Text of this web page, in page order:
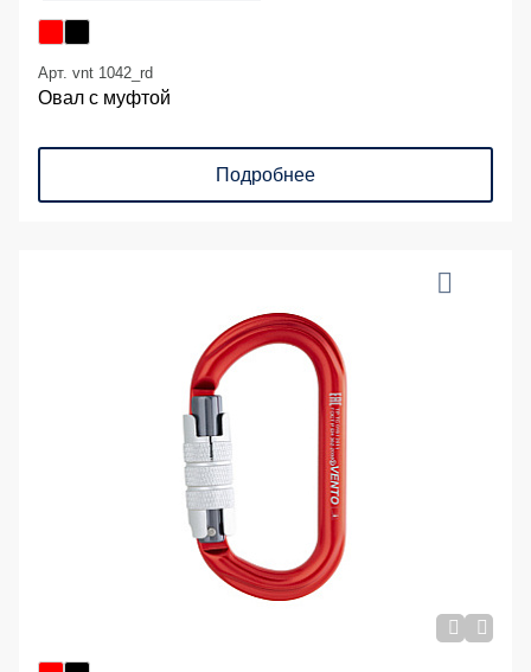
Арт. vnt 1042_rd
Овал с муфтой
Подробнее